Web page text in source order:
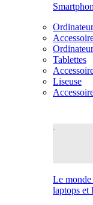
Tablettes
Liseuse
Le monde
laptops et